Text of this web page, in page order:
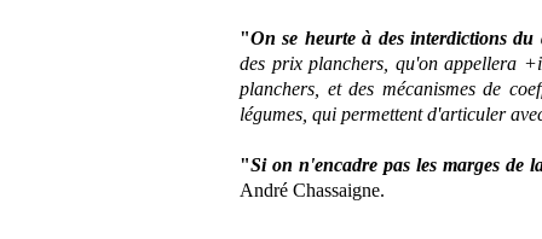
"On se heurte à des interdictions
des prix planchers, qu'on appellera
planchers, et des mécanismes de
légumes, qui permettent d'articuler
"Si on n'encadre pas les marges de
André Chassaigne.